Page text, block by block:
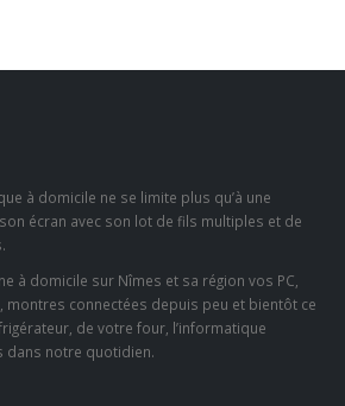
à domicile ne se limite plus qu’à une
écran avec son lot de fils multiples et de
à domicile sur Nîmes et sa région vos PC,
montres connectées depuis peu et bientôt ce
de votre four, l’informatique
dans notre quotidien.